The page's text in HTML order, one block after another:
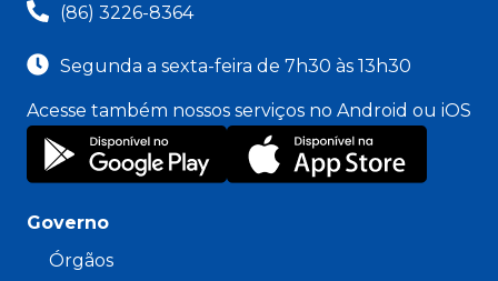
(86) 3226-8364
Segunda a sexta-feira de 7h30 às 13h30
Acesse também nossos serviços no Android ou iOS
Governo
Órgãos